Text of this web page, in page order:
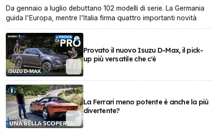
Da gennaio a luglio debuttano 102 modelli di serie. La Germania
guida l'Europa, mentre l'Italia firma quattro importanti novità
Provato il nuovo Isuzu D-Max, il pick-
up più versatile che c'è
La Ferrari meno potente è anche la più
divertente?